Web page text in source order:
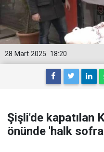
18:20
28 Mart 2025
Şişli'de kapatılan
önünde 'halk